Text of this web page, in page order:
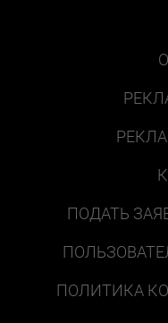
ПОДАТЬ
ПОЛИТИКА